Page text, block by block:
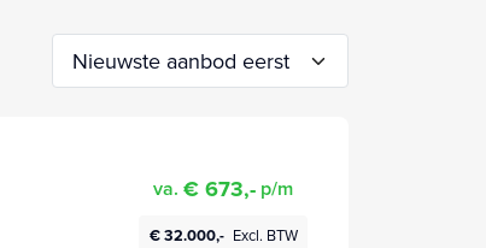
va. € 673,- p/m
€ 32.000,- Excl. BTW